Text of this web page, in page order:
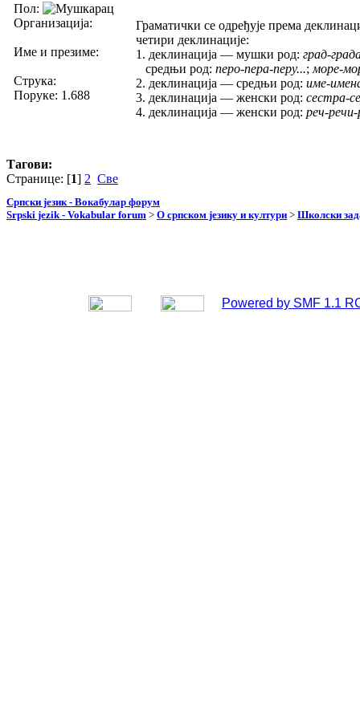
Пол:
Организација:
Име и презиме:
Струка:
Поруке: 1.688
Граматички се одређује према
четири деклинације:
1. деклинација — мушки род: град-
средњи род: перо-пера-перу...; море-
2. деклинација — средњи род: име-
3. деклинација — женски род: сестра-
4. деклинација — женски род: реч-
Тагови:
Странице: [1] 2 Све
Српски језик - Вокабулар форум
Srpski jezik - Vokabular forum > О српском језику и култури > Школски
Powered by SMF 1.1